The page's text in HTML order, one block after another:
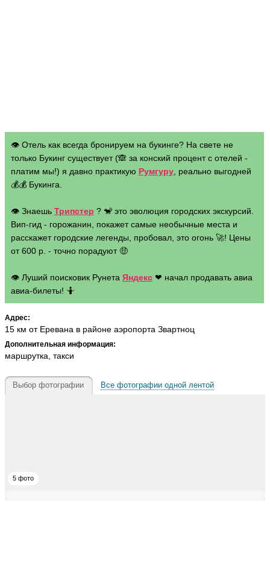
👁 Отель как всегда бронируем на букинге? На свете не
только Букинг существует (🙈 за конский процент с отелей -
платим мы!) я давно практикую Румгуру , реально выгодней
💰💰 Букинга.
👁 Знаешь Трипстер ? 🐒 это эволюция городских экскурсий.
Вип-гид - горожанин, покажет самые необычные места и
расскажет городские легенды, пробовал, это огонь 🚀! Цены
от 600 р. - точно порадуют 🤑
👁 Луший поисковик Рунета Яндекс ❤ начал продавать авиа
авиа-билеты! 🤷
Адрес:
15 км от Еревана в районе аэропорта Звартноц
Дополнительная информация:
маршрутка, такси
Выбор фотографии Все фотографии одной лентой
5 фото